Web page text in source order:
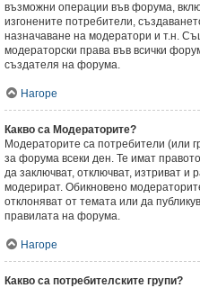
възможни операции във форума,
изгонените потребители,
назначаване на модератори и т.н.
модераторски права във всички
създателя на форума.
Нагоре
Какво са Модераторите?
Модераторите са потребители (или
за форума всеки ден. Те имат
да заключват, отключват, изтриват
модерират. Обикновено
отклоняват от темата или да
правилата на форума.
Нагоре
Какво са потребителските групи?